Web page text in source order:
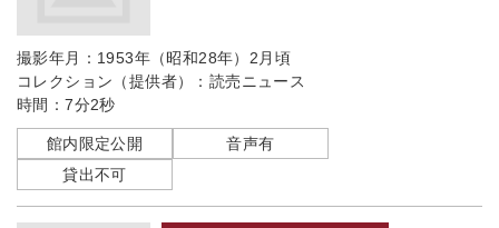
撮影年月： 1953年（昭和28年）2月頃
コレクション（提供者）： 読売ニュース
時間：7分2秒
館内限定公開
音声有
貸出不可